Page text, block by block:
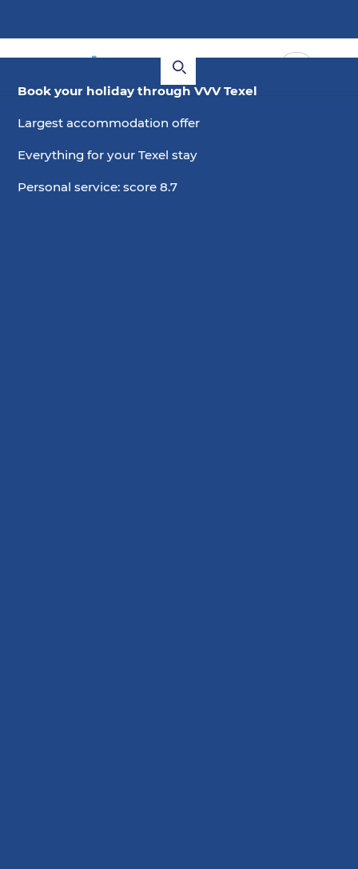
Book your holiday through VVV Texel
Largest accommodation offer
Everything for your Texel stay
Personal service: score 8.7